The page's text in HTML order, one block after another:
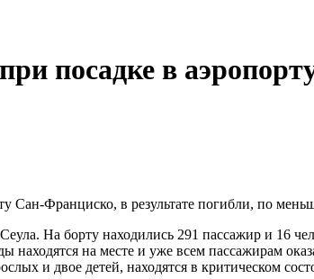
посадке в
Франциско, в результате погибли, по
На борту находились 291 пассажир и 16
на месте и уже всем пассажирам
и двое детей, находятся в критическом